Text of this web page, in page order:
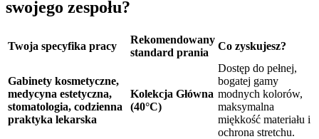
swojego zespołu?
Twoja specyfika pracy
Rekomendowany
standard prania
Co zyskujesz?
Gabinety kosmetyczne,
medycyna estetyczna,
stomatologia, codzienna
praktyka lekarska
Kolekcja Główna
(40°C)
Dostęp do pełnej,
bogatej gamy
modnych kolorów,
maksymalna
miękkość materiału i
ochrona stretchu.